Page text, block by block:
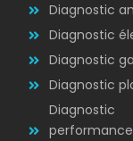
Diagnostic
Diagnostic
Diagnostic
Diagnostic
Diagnostic
performance